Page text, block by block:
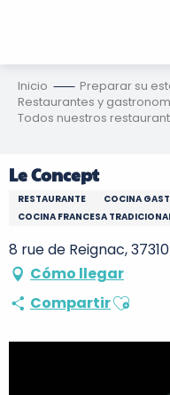
Inicio
Preparar su
Restaurantes y
Todos nuestros
Le Concept
RESTAURANTE
COCINA
COCINA FRANCESA
8 rue de Reignac,
Cómo llegar
CompartirAjouter